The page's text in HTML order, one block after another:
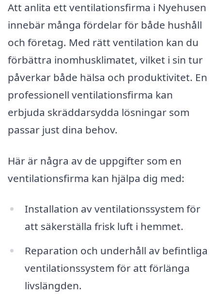
Att anlita ett ventilationsfirma i Nyehusen
innebär många fördelar för både hushåll
och företag. Med rätt ventilation kan du
förbättra inomhusklimatet, vilket i sin tur
påverkar både hälsa och produktivitet. En
professionell ventilationsfirma kan
erbjuda skräddarsydda lösningar som
passar just dina behov.
Här är några av de uppgifter som en
ventilationsfirma kan hjälpa dig med:
Installation av ventilationssystem för
att säkerställa frisk luft i hemmet.
Reparation och underhåll av befintliga
ventilationssystem för att förlänga
livslängden.